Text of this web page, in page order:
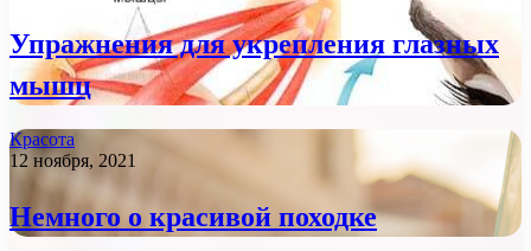
Упражнения для укрепления глазных
мышц
Красота
12 ноября, 2021
Немного о красивой походке